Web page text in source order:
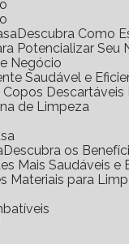
Descubra Como
Potencializar Seu
Negócio
Saudável e
Copos
de Limpeza
Descubra os
Mais Saudáveis e
Materiais para